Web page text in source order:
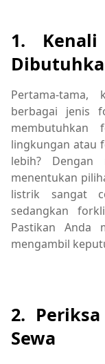
1.
Pertama-
berbagai jenis
lingkungan atau
lebih? Dengan
menentukan
listrik sangat
sedangkan
Pastikan Anda
mengambil
2.
Sewa